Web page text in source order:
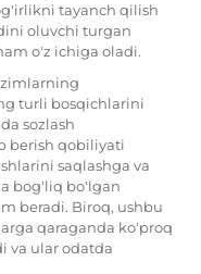
tayanch qilish
oluvchi turgan
o'z ichiga oladi.
turli bosqichlarini
sozlash
berish qobiliyati
saqlashga va
bog'liq bo'lgan
beradi. Biroq, ushbu
qaraganda ko'proq
va ular odatda